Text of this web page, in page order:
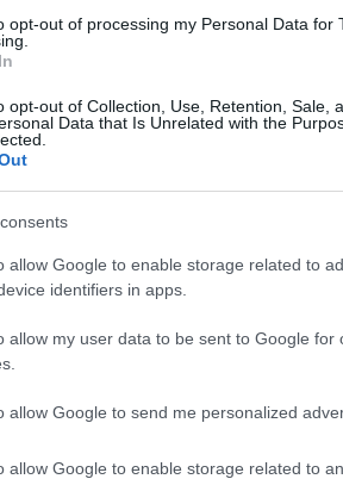
opt-out of processing my Personal Data for
opt-out of Collection, Use, Retention, Sale,
Data that Is Unrelated with the
allow Google to enable storage related to
identifiers in apps.
allow my user data to be sent to Google for
allow Google to send me personalized
allow Google to enable storage related to
amerikai művészek egy-egy
leglátogatottabb modern művészeti
Pompidou-központ faláról, a
bemutató alkalmi kiállításon.
a későbbi vizsgálat
kiállítás személyzete nem hagyott
központ 28 ezer dollár (mai
kölcsönző New York-i galériának.
plexiüvegből készült, akrilfestékkel
domborműve miért esett le a falról,
A Los Angeles County Museum of